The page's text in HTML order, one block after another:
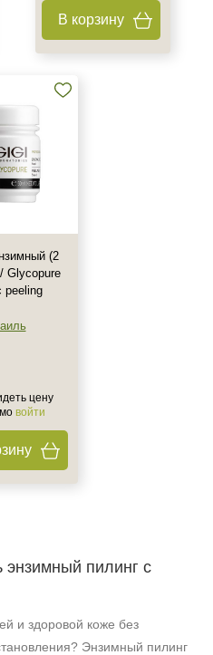
В корзину
(2
Glycopure
peeling
цену
войти
энзимный пилинг с
и здоровой коже без
Энзимный пилинг